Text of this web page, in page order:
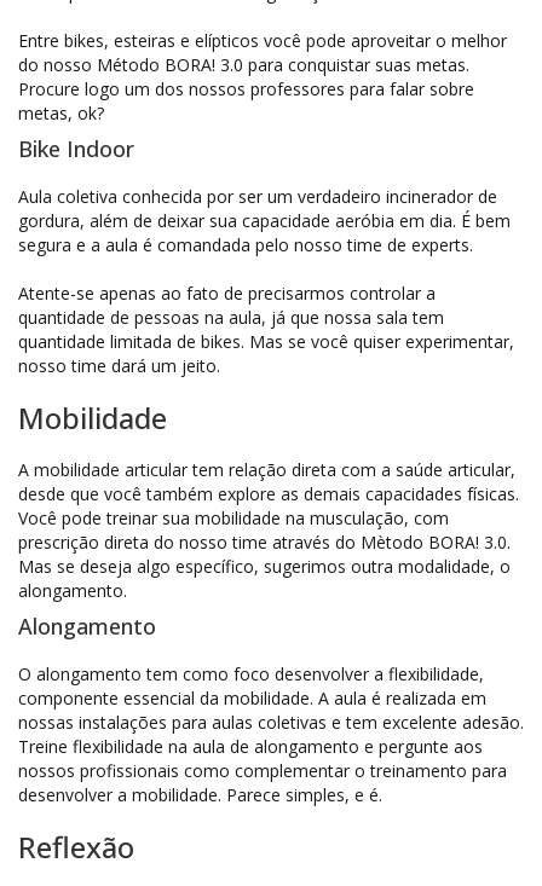
Entre bikes, esteiras e elípticos você pode aproveitar o melhor
do nosso Método BORA! 3.0 para conquistar suas metas.
Procure logo um dos nossos professores para falar sobre
metas, ok?
Bike Indoor
Aula coletiva conhecida por ser um verdadeiro incinerador de
gordura, além de deixar sua capacidade aeróbia em dia. É bem
segura e a aula é comandada pelo nosso time de experts.
Atente-se apenas ao fato de precisarmos controlar a
quantidade de pessoas na aula, já que nossa sala tem
quantidade limitada de bikes. Mas se você quiser experimentar,
nosso time dará um jeito.
Mobilidade
A mobilidade articular tem relação direta com a saúde articular,
desde que você também explore as demais capacidades físicas.
Você pode treinar sua mobilidade na musculação, com
prescrição direta do nosso time através do Mètodo BORA! 3.0.
Mas se deseja algo específico, sugerimos outra modalidade, o
alongamento.
Alongamento
O alongamento tem como foco desenvolver a flexibilidade,
componente essencial da mobilidade. A aula é realizada em
nossas instalações para aulas coletivas e tem excelente adesão.
Treine flexibilidade na aula de alongamento e pergunte aos
nossos profissionais como complementar o treinamento para
desenvolver a mobilidade. Parece simples, e é.
Reflexão